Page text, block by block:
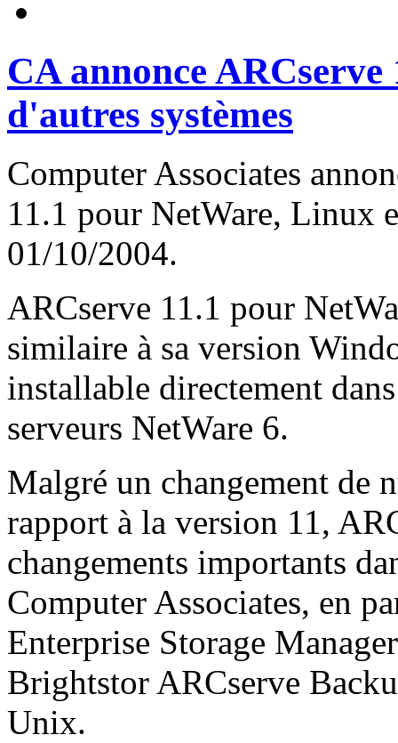
CA annonce
d'autres systèmes
Computer Associates
11.1 pour NetWare, Linux
01/10/2004.
ARCserve 11.1 pour
similaire à sa version
installable directement
serveurs NetWare 6.
Malgré un changement de
rapport à la version 11,
changements importants
Computer Associates, en
Enterprise Storage
Brightstor ARCserve
Unix.